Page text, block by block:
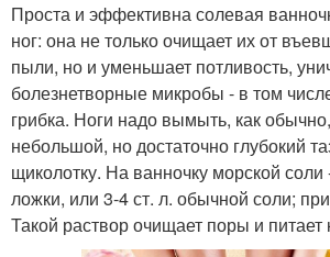
Проста и эффективна солевая
ног: она не только очищает их от
пыли, но и уменьшает потливость,
болезнетворные микробы - в том
грибка. Ноги надо вымыть, как
небольшой, но достаточно глубокий
щиколотку. На ванночку морской
ложки, или 3-4 ст. л. обычной соли;
Такой раствор очищает поры и